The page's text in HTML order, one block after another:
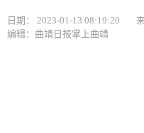
日期： 2023-01-13 08:19:20
编辑：曲靖日报掌上曲靖